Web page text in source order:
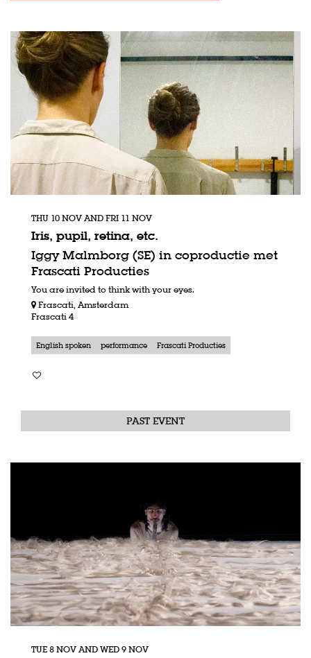
Iris, pupil, retina, etc.
Iggy Malmborg (SE) in coproductie met
Frascati Producties
THU 10 NOVANDFRI 11 NOV
You are invited to think with your eyes.
Frascati, Amsterdam
Frascati 4
English spoken performance Frascati Producties
PAST EVENT
TUE 8 NOVANDWED 9 NOV